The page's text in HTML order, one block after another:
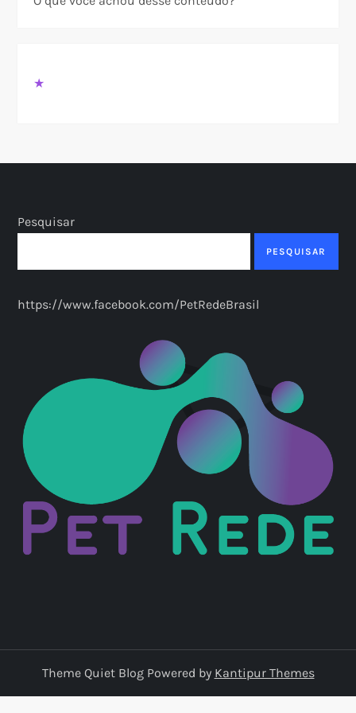
★
Pesquisar
PESQUISAR
https://www.facebook.com/PetRedeBrasil
Theme Quiet Blog Powered by Kantipur Themes